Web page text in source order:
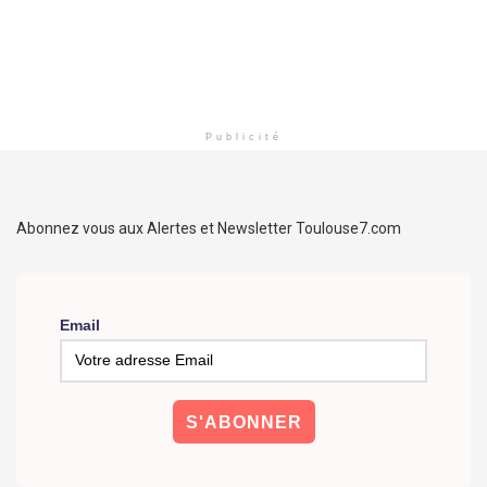
Publicité
Abonnez vous aux Alertes et Newsletter Toulouse7.com
Email